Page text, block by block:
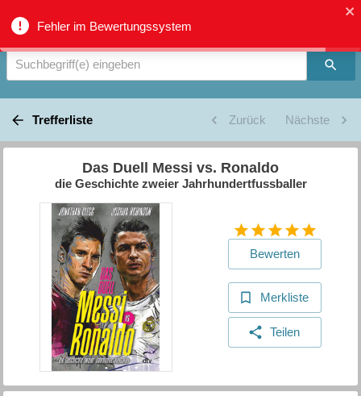
Fehler im Bewertungssystem
Verbundkatalog Region Thun - Oberland - Suche
Suchbegriff(e) eingeben
Trefferliste Zurück Nächste
Das Duell Messi vs. Ronaldo
die Geschichte zweier Jahrhundertfussballer
Bewerten
Merkliste
Teilen